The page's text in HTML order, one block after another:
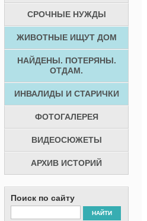
СРОЧНЫЕ НУЖДЫ
ЖИВОТНЫЕ ИЩУТ ДОМ
НАЙДЕНЫ. ПОТЕРЯНЫ.
ОТДАМ.
ИНВАЛИДЫ И СТАРИЧКИ
ФОТОГАЛЕРЕЯ
ВИДЕОСЮЖЕТЫ
АРХИВ ИСТОРИЙ
Поиск по сайту
НАЙТИ